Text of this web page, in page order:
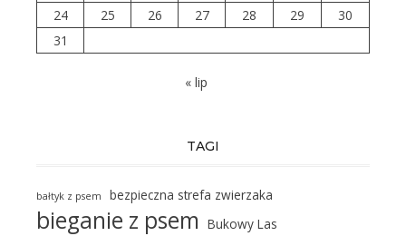
24
25 26 27 28 29
30
31
« lip
TAGI
bałtyk z psem bezpieczna strefa zwierzaka
bieganie z psem Bukowy Las